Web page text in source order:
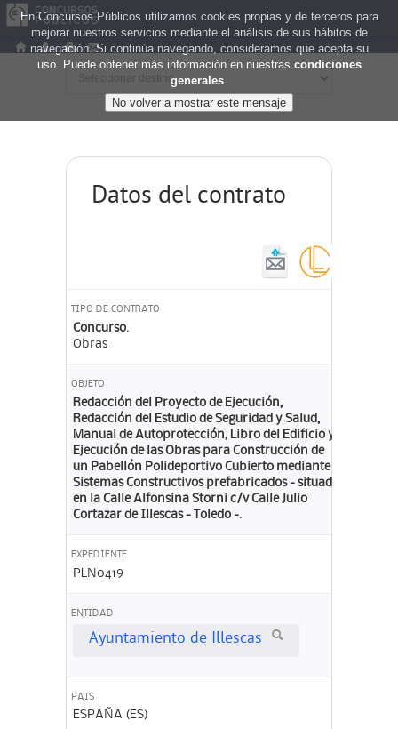
Datos del contrato
TIPO DE CONTRATO
Concurso.
Obras
OBJETO
Redacción del Proyecto de Ejecución,
Redacción del Estudio de Seguridad y Salud,
Manual de Autoprotección, Libro del Edificio y
Ejecución de las Obras para Construcción de
un Pabellón Polideportivo Cubierto mediante
Sistemas Constructivos prefabricados - situado
en la Calle Alfonsina Storni c/v Calle Julio
Cortazar de Illescas - Toledo -.
EXPEDIENTE
PLN0419
ENTIDAD
Ayuntamiento de Illescas
PAIS
ESPAÑA (ES)
En Concursos Públicos utilizamos cookies propias y de terceros para
mejorar nuestros servicios mediante el análisis de sus hábitos de
navegación. Si continúa navegando, consideramos que acepta su
uso. Puede obtener más información en nuestras condiciones
generales.